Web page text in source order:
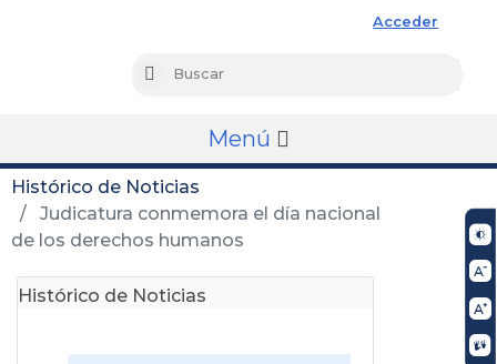
Acceder
Buscar
Menú
Histórico de Noticias
Judicatura conmemora el día nacional
de los derechos humanos
Histórico de Noticias